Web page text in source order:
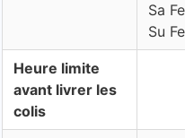
Sa
Su
Heure limite
avant livrer les
colis